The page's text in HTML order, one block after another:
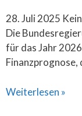
28. Juli 2025
Die
für das Jahr
Finanzprognose,
Weiterlesen »